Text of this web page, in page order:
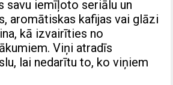
savu iemīļoto seriālu un
aromātiskas kafijas vai glāzi
kā izvairīties no
Viņi atradīs
lai nedarītu to, ko viņiem